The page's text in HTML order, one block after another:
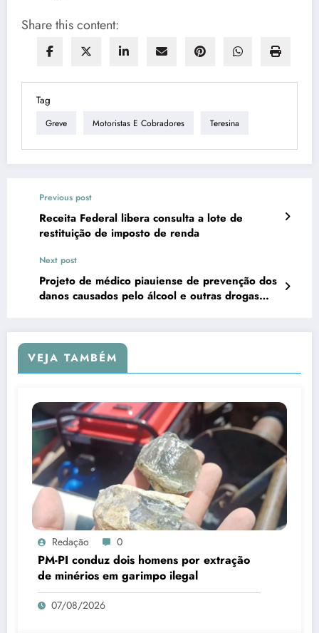
Share this content:
Tag
Greve Motoristas E Cobradores Teresina
Previous post
Receita Federal libera consulta a lote de
restituição de imposto de renda
Next post
Projeto de médico piauiense de prevenção dos
danos causados pelo álcool e outras drogas
VEJA TAMBÉM
Redação 0
PM-PI conduz dois homens por extração
de minérios em garimpo ilegal
07/08/2026